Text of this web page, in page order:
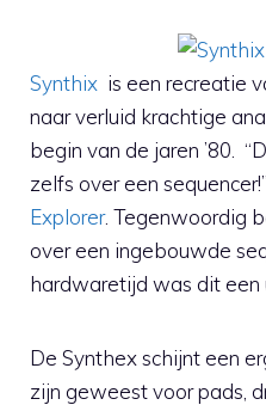
Synthix is een recreatie
naar verluid krachtige
begin van de jaren ’80.
zelfs over een
Explorer. Tegenwoordig
over een ingebouwde
hardwaretijd was dit een
De Synthex schijnt een
zijn geweest voor pads,